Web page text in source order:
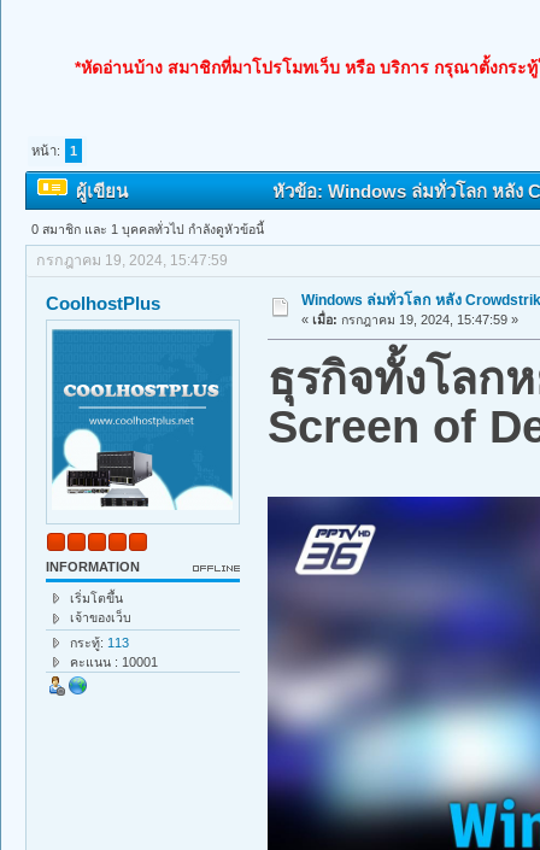
*หัดอ่านบ้าง สมาชิกที่มาโปรโมทเว็บ หรือ บริการ กรุณาตั้งกระ
หน้า: 1
ผู้เขียน หัวข้อ: Windows ล่มทั่วโลก หลัง
0 สมาชิก และ 1 บุคคลทั่วไป กำลังดูหัวข้อนี้
กรกฎาคม 19, 2024, 15:47:59
CoolhostPlus
INFORMATION
เริ่มโตขึ้น
เจ้าของเว็บ
กระทู้: 113
คะแนน : 10001
Windows ล่มทั่วโลก หลัง
« เมื่อ: กรกฎาคม 19, 2024, 15:47:59 »
ธุรกิจทั้งโลก
Screen of